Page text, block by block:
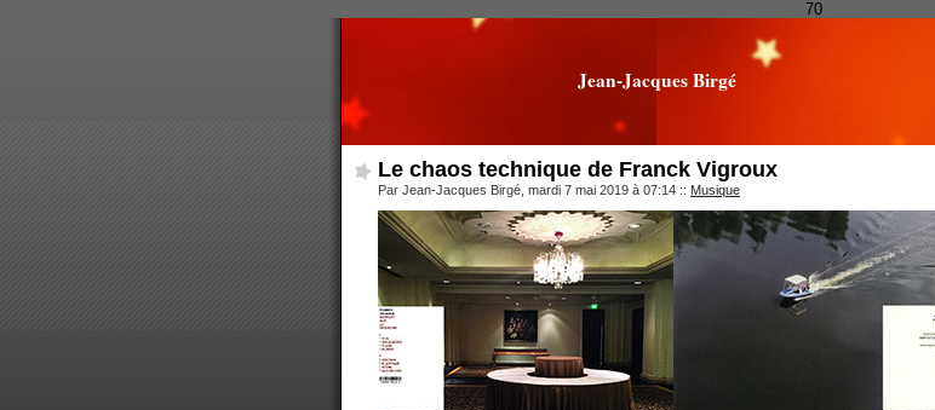
70
Jean-Jacques Birgé
Le chaos technique de Franck Vigroux
Par Jean-Jacques Birgé, mardi 7 mai 2019 à 07:14 :: Musique